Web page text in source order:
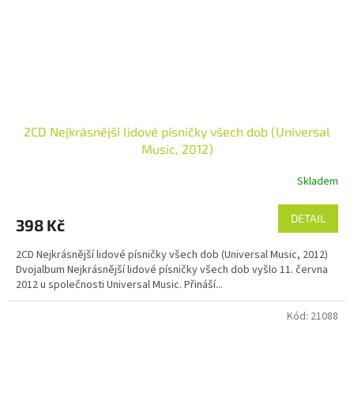
2CD Nejkrásnější lidové písničky všech dob (Universal
Music, 2012)
Skladem
398 Kč DETAIL
2CD Nejkrásnější lidové písničky všech dob (Universal Music, 2012)
Dvojalbum Nejkrásnější lidové písničky všech dob vyšlo 11. června
2012 u společnosti Universal Music. Přináší...
Kód: 21088